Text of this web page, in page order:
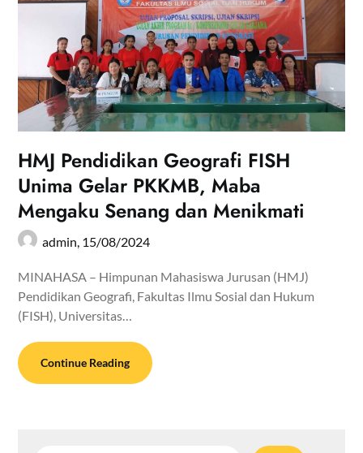
HMJ Pendidikan Geografi FISH
Unima Gelar PKKMB, Maba
Mengaku Senang dan Menikmati
admin, 15/08/2024
MINAHASA – Himpunan Mahasiswa Jurusan (HMJ)
Pendidikan Geografi, Fakultas Ilmu Sosial dan Hukum
(FISH), Universitas…
Continue Reading